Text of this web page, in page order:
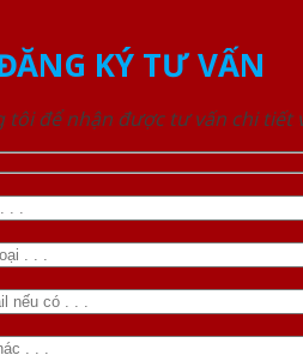
KÝ TƯ VẤN
tôi để nhận được tư vấn chi tiết